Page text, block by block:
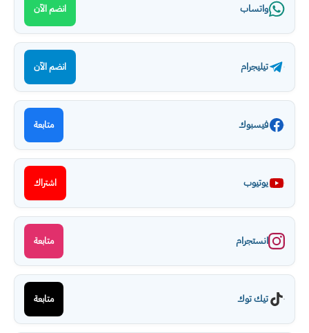
واتساب انضم الآن
تيليجرام انضم الآن
فيسبوك متابعة
يوتيوب اشتراك
انستجرام متابعة
تيك توك متابعة